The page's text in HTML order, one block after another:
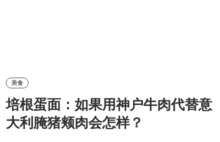
美食
培根蛋面：如果用神户牛肉代替意
大利腌猪颊肉会怎样？